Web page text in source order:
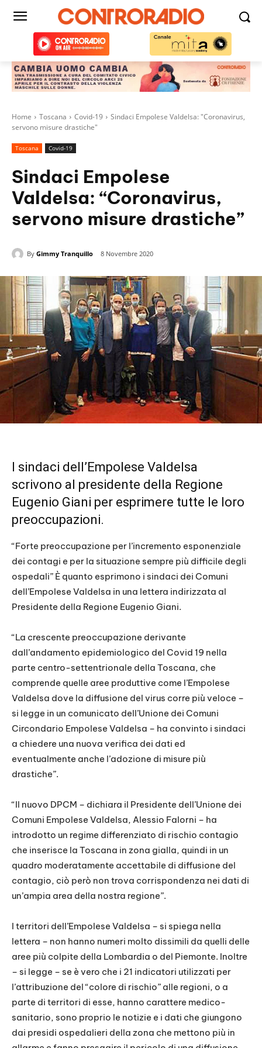
Home Toscana Covid-19
Sindaci Empolese Valdelsa: "Coronavirus,
servono misure drastiche"
Toscana Covid-19
Sindaci Empolese
Valdelsa: “Coronavirus,
servono misure drastiche”
By Gimmy Tranquillo 8 Novembre 2020
I sindaci dell’Empolese Valdelsa
scrivono al presidente della Regione
Eugenio Giani per esprimere tutte le loro
preoccupazioni.
“Forte preoccupazione per l’incremento esponenziale
dei contagi e per la situazione sempre più difficile degli
ospedali” È quanto esprimono i sindaci dei Comuni
dell’Empolese Valdelsa in una lettera indirizzata al
Presidente della Regione Eugenio Giani.
“La crescente preoccupazione derivante
dall’andamento epidemiologico del Covid 19 nella
parte centro-settentrionale della Toscana, che
comprende quelle aree produttive come l’Empolese
Valdelsa dove la diffusione del virus corre più veloce –
si legge in un comunicato dell’Unione dei Comuni
Circondario Empolese Valdelsa – ha convinto i sindaci
a chiedere una nuova verifica dei dati ed
eventualmente anche l’adozione di misure più
drastiche”.
“Il nuovo DPCM – dichiara il Presidente dell’Unione dei
Comuni Empolese Valdelsa, Alessio Falorni – ha
introdotto un regime differenziato di rischio contagio
che inserisce la Toscana in zona gialla, quindi in un
quadro moderatamente accettabile di diffusione del
contagio, ciò però non trova corrispondenza nei dati di
un’ampia area della nostra regione”.
I territori dell’Empolese Valdelsa – si spiega nella
lettera – non hanno numeri molto dissimili da quelli delle
aree più colpite della Lombardia o del Piemonte. Inoltre
– si legge – se è vero che i 21 indicatori utilizzati per
l’attribuzione del “colore di rischio” alle regioni, o a
parte di territori di esse, hanno carattere medico-
sanitario, sono proprio le notizie e i dati che giungono
dai presidi ospedalieri della zona che mettono più in